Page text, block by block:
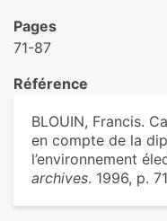
Pages
71-87
Référence
BLOUIN, Francis.
en compte de la
l’environnement
archives. 1996, p.